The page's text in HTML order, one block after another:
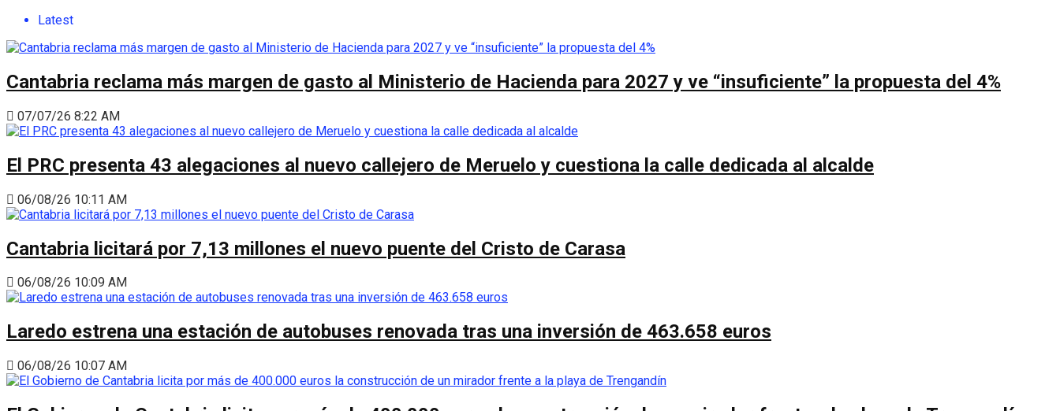
Latest
Cantabria reclama más margen de gasto al Ministerio de Hacienda para 2027 y ve “insuficiente” la propuesta del 4%
07/07/26 8:22 AM
El PRC presenta 43 alegaciones al nuevo callejero de Meruelo y cuestiona la calle dedicada al alcalde
06/08/26 10:11 AM
Cantabria licitará por 7,13 millones el nuevo puente del Cristo de Carasa
06/08/26 10:09 AM
Laredo estrena una estación de autobuses renovada tras una inversión de 463.658 euros
06/08/26 10:07 AM